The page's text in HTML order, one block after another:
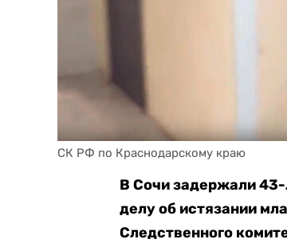
СК РФ по Краснодарскому краю
В Сочи задержали 43-
делу об истязании
Следственного